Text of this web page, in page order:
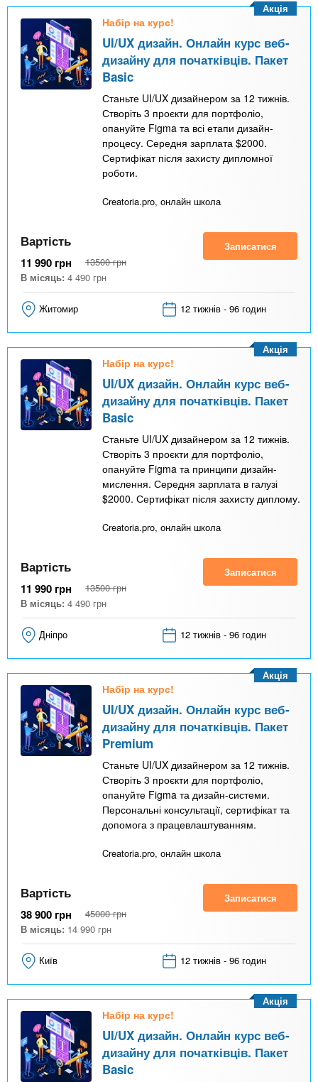
Набір на курс!
UI/UX дизайн. Онлайн курс веб-
дизайну для початківців. Пакет
Basic
Станьте UI/UX дизайнером за 12 тижнів.
Створіть 3 проєкти для портфоліо,
опануйте Figma та всі етапи дизайн-
процесу. Середня зарплата $2000.
Сертифікат після захисту дипломної
роботи.
Creatoria.pro, онлайн школа
Акція
Вартість
11 990 грн 13500 грн
В місяць: 4 490 грн
Записатися
Житомир 12 тижнів - 96 годин
Набір на курс!
UI/UX дизайн. Онлайн курс веб-
дизайну для початківців. Пакет
Basic
Станьте UI/UX дизайнером за 12 тижнів.
Створіть 3 проєкти для портфоліо,
опануйте Figma та принципи дизайн-
мислення. Середня зарплата в галузі
$2000. Сертифікат після захисту диплому.
Creatoria.pro, онлайн школа
Акція
Вартість
11 990 грн 13500 грн
В місяць: 4 490 грн
Записатися
Дніпро 12 тижнів - 96 годин
Набір на курс!
UI/UX дизайн. Онлайн курс веб-
дизайну для початківців. Пакет
Premium
Станьте UI/UX дизайнером за 12 тижнів.
Створіть 3 проєкти для портфоліо,
опануйте Figma та дизайн-системи.
Персональні консультації, сертифікат та
допомога з працевлаштуванням.
Creatoria.pro, онлайн школа
Акція
Вартість
38 900 грн 45000 грн
В місяць: 14 990 грн
Записатися
Київ 12 тижнів - 96 годин
Набір на курс!
UI/UX дизайн. Онлайн курс веб-
дизайну для початківців. Пакет
Basic
Акція